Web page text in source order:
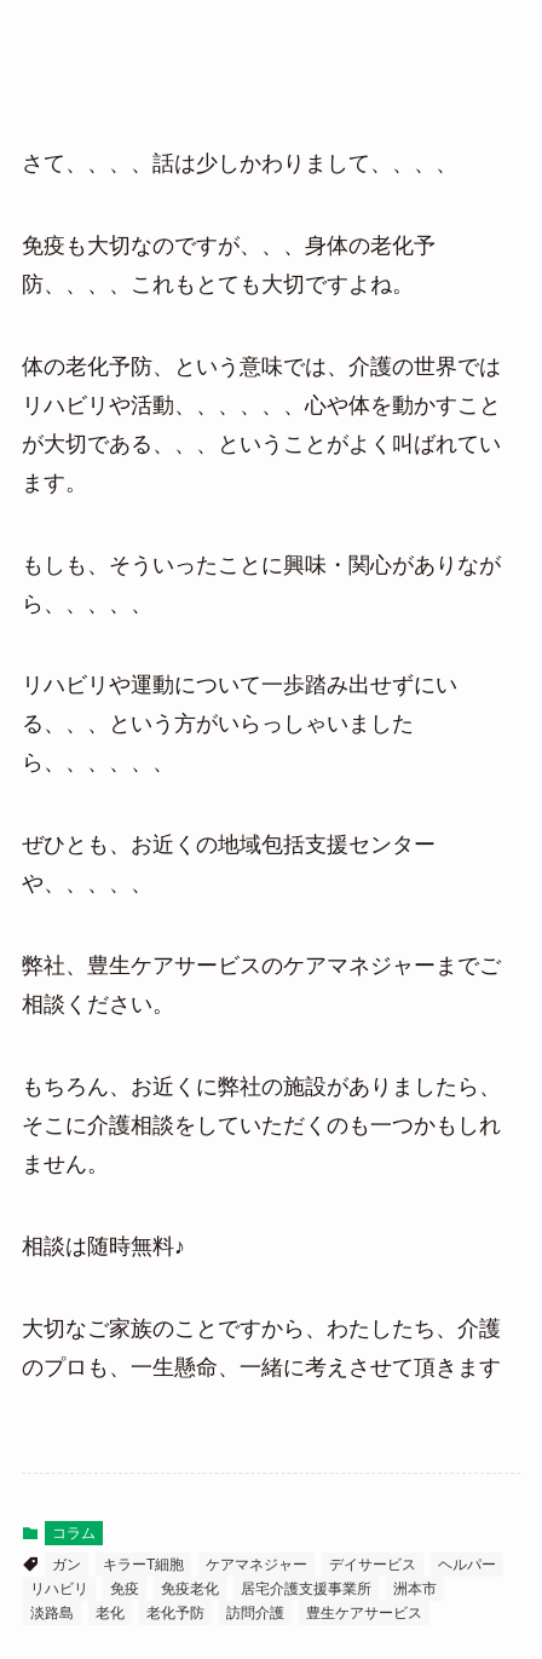
さて、、、、話は少しかわりまして、、、、
免疫も大切なのですが、、、身体の老化予
防、、、、これもとても大切ですよね。
体の老化予防、という意味では、介護の世界では
リハビリや活動、、、、、、心や体を動かすこと
が大切である、、、ということがよく叫ばれてい
ます。
もしも、そういったことに興味・関心がありなが
ら、、、、、
リハビリや運動について一歩踏み出せずにい
る、、、という方がいらっしゃいました
ら、、、、、、
ぜひとも、お近くの地域包括支援センター
や、、、、、
弊社、豊生ケアサービスのケアマネジャーまでご
相談ください。
もちろん、お近くに弊社の施設がありましたら、
そこに介護相談をしていただくのも一つかもしれ
ません。
相談は随時無料♪
大切なご家族のことですから、わたしたち、介護
のプロも、一生懸命、一緒に考えさせて頂きます
コラム
ガン
キラーT細胞 ケアマネジャー デイサービス
ヘルパー
リハビリ
免疫 免疫老化 居宅介護支援事業所
洲本市
淡路島
老化 老化予防 訪問介護 豊生ケアサービス